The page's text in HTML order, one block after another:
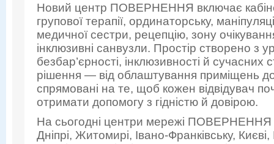
Новий центр ПОВЕРНЕННЯ включає
групової терапії, ординаторську,
медичної сестри, рецепцію, зону
інклюзивні санвузли. Простір створено з
безбар’єрності, інклюзивності й сучасних
рішення — від облаштування приміщень до
спрямовані на те, щоб кожен відвідувач
отримати допомогу з гідністю й довірою.
На сьогодні центри мережі ПОВЕРНЕННЯ
Дніпрі, Житомирі, Івано-Франківську,